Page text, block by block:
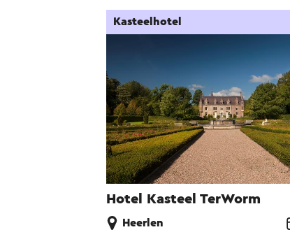
Hotel Kasteel TerWorm
Kasteelhotel
Heerlen